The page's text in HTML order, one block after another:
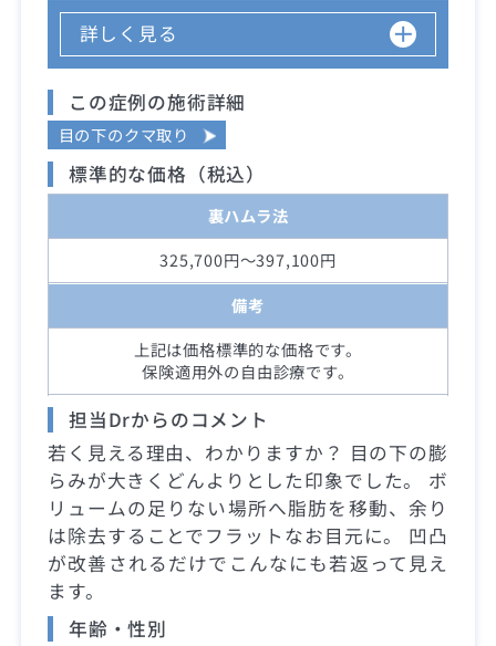
詳しく見る
この症例の施術詳細
目の下のクマ取り
標準的な価格（税込）
裏ハムラ法
325,700円～397,100円
備考
上記は価格標準的な価格です。
保険適用外の自由診療です。
担当Drからのコメント
若く見える理由、わかりますか？ 目の下の膨
らみが大きくどんよりとした印象でした。 ボ
リュームの足りない場所へ脂肪を移動、余り
は除去することでフラットなお目元に。 凹凸
が改善されるだけでこんなにも若返って見え
ます。
年齢・性別